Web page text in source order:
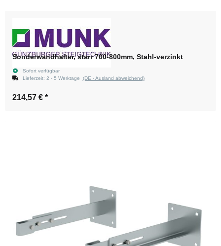
Sonderwandhalter, starr 700-800mm, Stahl-verzinkt
Sofort verfügbar
Lieferzeit: 2 - 5 Werktage (DE - Ausland abweichend)
214,57 € *